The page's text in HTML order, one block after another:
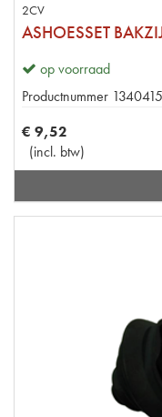
2CV
ASHOESSET
op voorraad
Productnummer 1340415
€ 9,52
(incl. btw)